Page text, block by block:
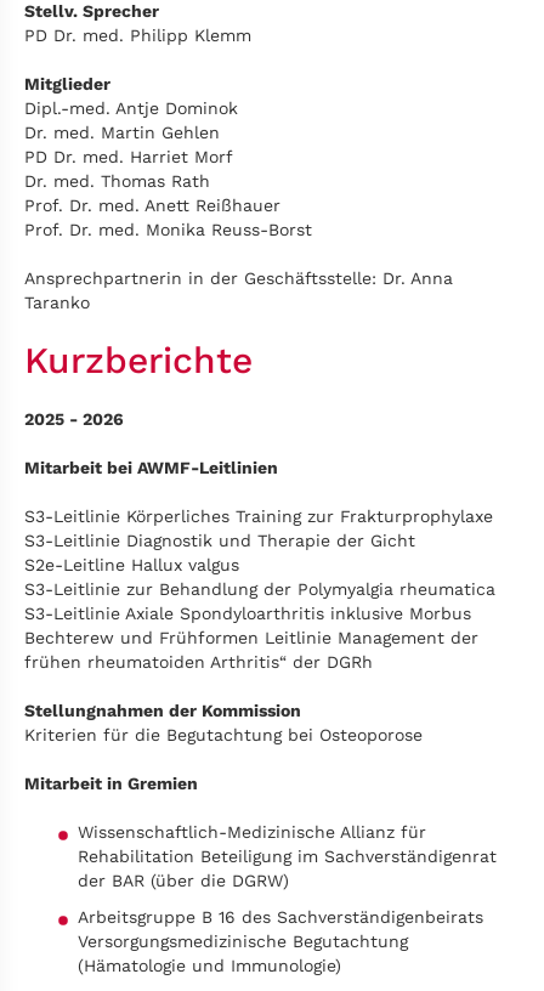
Stellv. Sprecher
PD Dr. med. Philipp Klemm
Mitglieder
Dipl.-med. Antje Dominok
Dr. med. Martin Gehlen
PD Dr. med. Harriet Morf
Dr. med. Thomas Rath
Prof. Dr. med. Anett Reißhauer
Prof. Dr. med. Monika Reuss-Borst
Ansprechpartnerin in der Geschäftsstelle: Dr. Anna
Taranko
Kurzberichte
2025 - 2026
Mitarbeit bei AWMF-Leitlinien
S3-Leitlinie Körperliches Training zur Frakturprophylaxe
S3-Leitlinie Diagnostik und Therapie der Gicht
S2e-Leitline Hallux valgus
S3-Leitlinie zur Behandlung der Polymyalgia rheumatica
S3-Leitlinie Axiale Spondyloarthritis inklusive Morbus
Bechterew und Frühformen Leitlinie Management der
frühen rheumatoiden Arthritis“ der DGRh
Stellungnahmen der Kommission
Kriterien für die Begutachtung bei Osteoporose
Mitarbeit in Gremien
Wissenschaftlich-Medizinische Allianz für
Rehabilitation Beteiligung im Sachverständigenrat
der BAR (über die DGRW)
Arbeitsgruppe B 16 des Sachverständigenbeirats
Versorgungsmedizinische Begutachtung
(Hämatologie und Immunologie)